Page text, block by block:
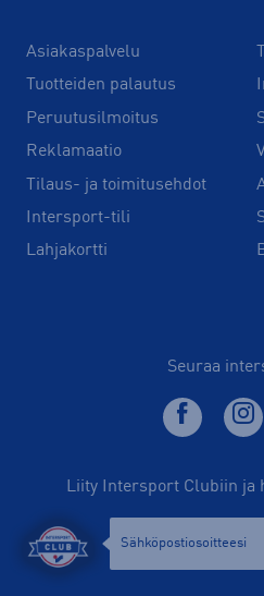
Asiakaspalvelu
Tuotteiden palautus
Peruutusilmoitus
Reklamaatio
Tilaus- ja toimitusehdot
Intersport-tili
Lahjakortti
Seuraa
Liity Intersport Clubiin ja